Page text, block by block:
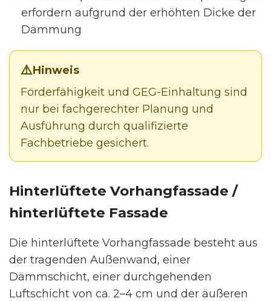
erfordern aufgrund der erhöhten Dicke der
Dämmung
Hinweis
Förderfähigkeit und GEG-Einhaltung sind
nur bei fachgerechter Planung und
Ausführung durch qualifizierte
Fachbetriebe gesichert.
Hinterlüftete Vorhangfassade /
hinterlüftete Fassade
Die hinterlüftete Vorhangfassade besteht aus
der tragenden Außenwand, einer
Dämmschicht, einer durchgehenden
Luftschicht von ca. 2–4 cm und der äußeren